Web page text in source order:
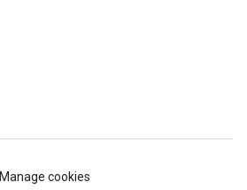
Manage cookies